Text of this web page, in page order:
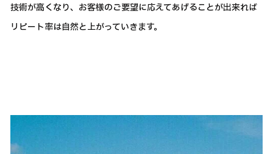
技術が高くなり、お客様のご要望に応えてあげることが出来れば
リピート率は自然と上がっていきます。